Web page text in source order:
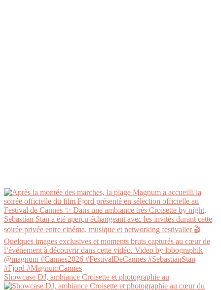
Showcase DJ, ambiance Croisette et photographie au